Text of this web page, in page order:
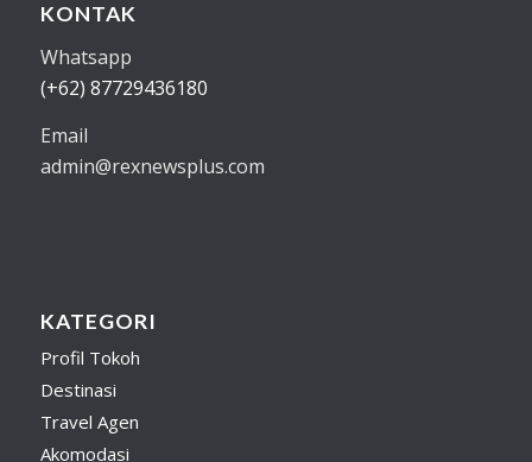
KONTAK
Whatsapp
(+62) 87729436180
Email
admin@rexnewsplus.com
KATEGORI
Profil Tokoh
Destinasi
Travel Agen
Akomodasi